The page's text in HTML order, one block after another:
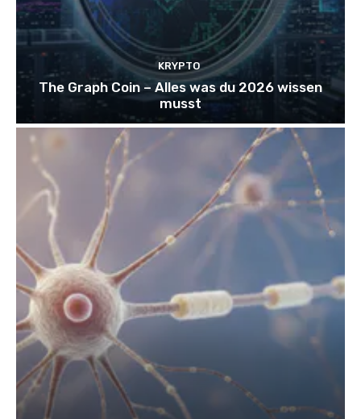
KRYPTO
The Graph Coin – Alles was du 2026 wissen
musst